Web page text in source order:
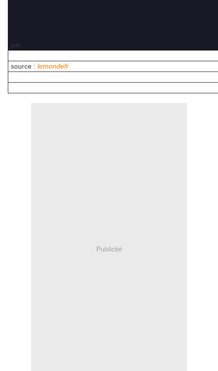
par
source : lemondefr
Publicité